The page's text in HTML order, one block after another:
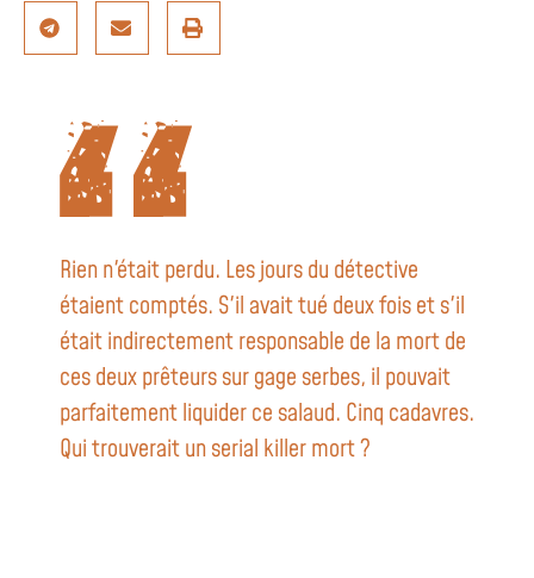
Rien n'était perdu. Les jours du détective
étaient comptés. S'il avait tué deux fois et s'il
était indirectement responsable de la mort de
ces deux prêteurs sur gage serbes, il pouvait
parfaitement liquider ce salaud. Cinq cadavres.
Qui trouverait un serial killer mort ?